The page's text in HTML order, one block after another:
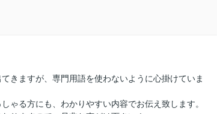
きますが、専門用語を使わないように心掛けていま
ゃる方にも、わかりやすい内容でお伝え致します。